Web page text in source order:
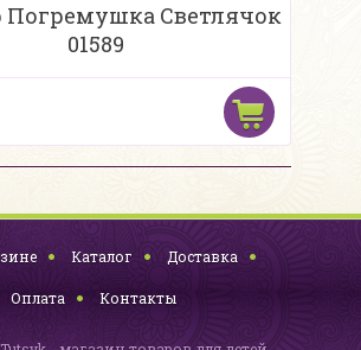
Погремушка Светлячок
01589
Каталог Доставка
Оплата Контакты